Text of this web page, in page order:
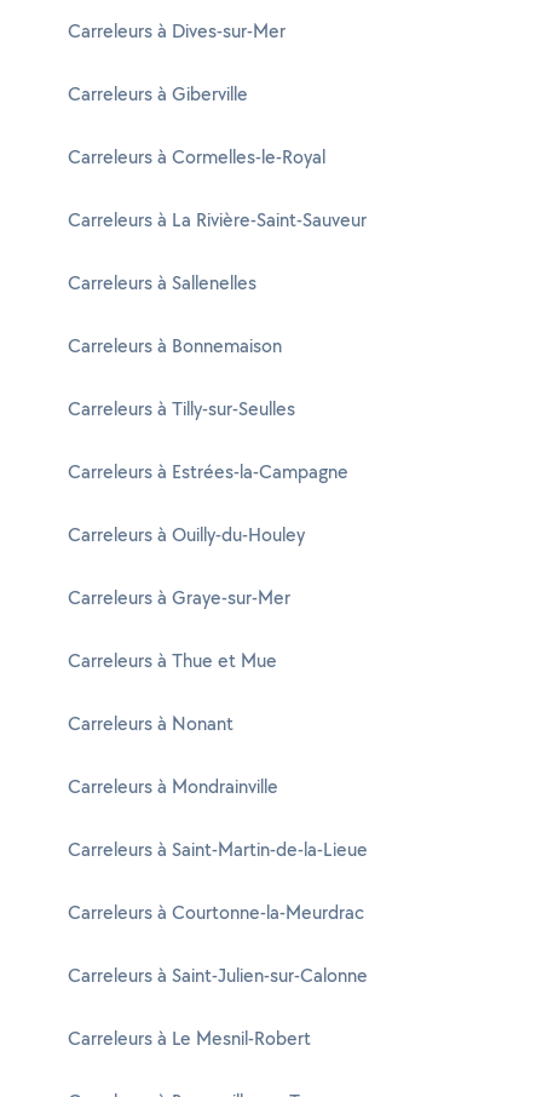
Carreleurs à Dives-sur-Mer
Carreleurs à Giberville
Carreleurs à Cormelles-le-Royal
Carreleurs à La Rivière-Saint-Sauveur
Carreleurs à Sallenelles
Carreleurs à Bonnemaison
Carreleurs à Tilly-sur-Seulles
Carreleurs à Estrées-la-Campagne
Carreleurs à Ouilly-du-Houley
Carreleurs à Graye-sur-Mer
Carreleurs à Thue et Mue
Carreleurs à Nonant
Carreleurs à Mondrainville
Carreleurs à Saint-Martin-de-la-Lieue
Carreleurs à Courtonne-la-Meurdrac
Carreleurs à Saint-Julien-sur-Calonne
Carreleurs à Le Mesnil-Robert